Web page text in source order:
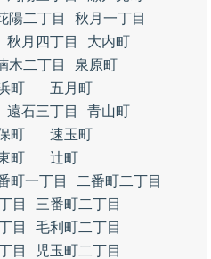
陽二丁目
秋月一丁目
秋月四丁目
大内町
木二丁目
泉原町
町
五月町
遠石三丁目
青山町
町
速玉町
町
辻町
町一丁目
二番町二丁目
目
三番町二丁目
目
毛利町二丁目
目
児玉町二丁目